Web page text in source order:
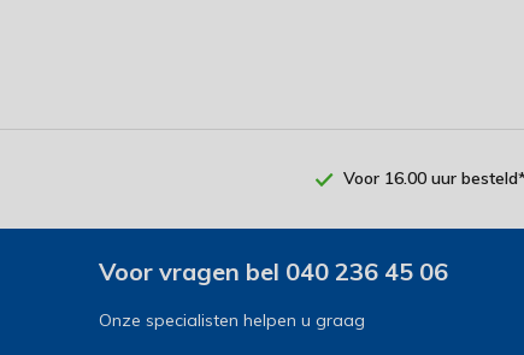
Voor 16.00 uur
Voor vragen bel 040 236 45 06
Onze specialisten helpen u graag